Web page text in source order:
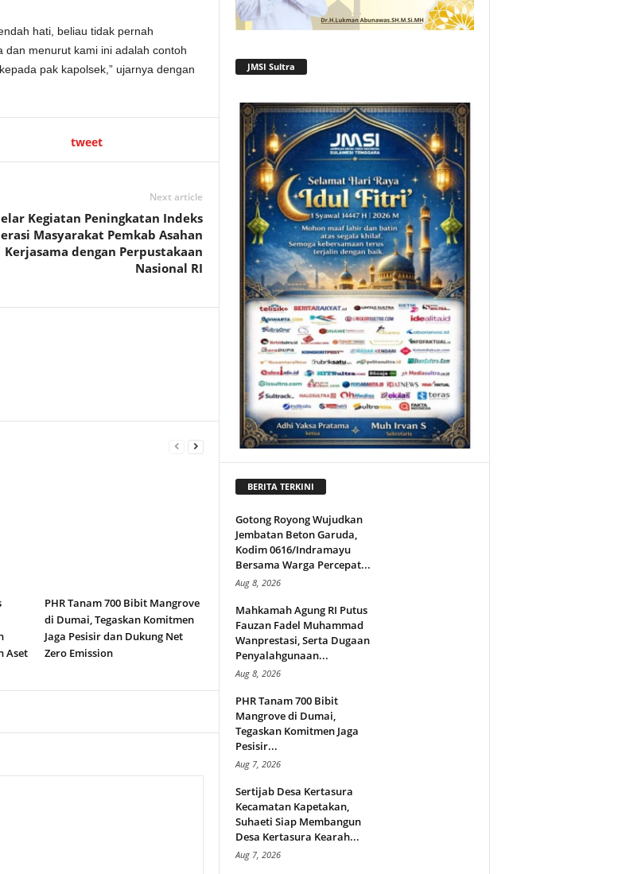
hati, beliau tidak pernah
menurut kami ini adalah contoh
pak kapolsek,” ujarnya dengan
tweet
Next article
Kegiatan Peningkatan Indeks
Masyarakat Pemkab Asahan
Kerjasama dengan Perpustakaan
Nasional RI
Aset
PHR Tanam 700 Bibit Mangrove
di Dumai, Tegaskan Komitmen
Jaga Pesisir dan Dukung Net
Zero Emission
JMSI Sultra
BERITA TERKINI
Gotong Royong Wujudkan
Jembatan Beton Garuda,
Kodim 0616/Indramayu
Bersama Warga Percepat...
Aug 8, 2026
Mahkamah Agung RI Putus
Fauzan Fadel Muhammad
Wanprestasi, Serta Dugaan
Penyalahgunaan...
Aug 8, 2026
PHR Tanam 700 Bibit
Mangrove di Dumai,
Tegaskan Komitmen Jaga
Pesisir...
Aug 7, 2026
Sertijab Desa Kertasura
Kecamatan Kapetakan,
Suhaeti Siap Membangun
Desa Kertasura Kearah...
Aug 7, 2026